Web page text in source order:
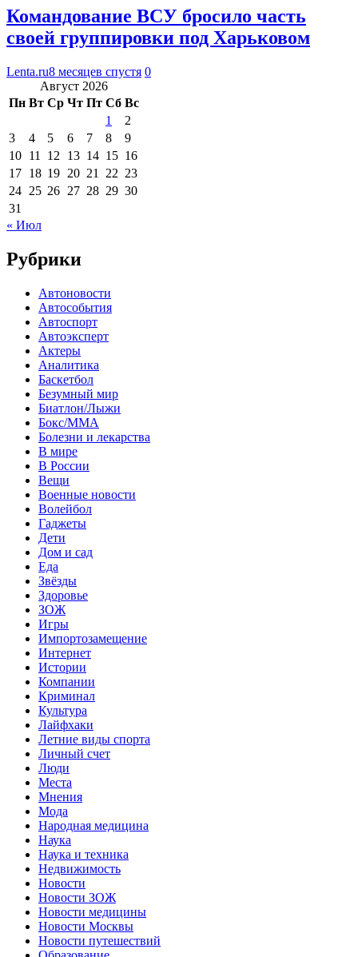
Командование ВСУ бросило часть
своей группировки под Харьковом
Lenta.ru8 месяцев спустя 0
Август 2026
Пн Вт Ср Чт Пт Сб Вс
1
2
3
4 5 6 7 8
9
10 11 12 13 14 15 16
17 18 19 20 21 22 23
24 25 26 27 28 29 30
31
« Июл
Рубрики
Автоновости
Автособытия
Автоспорт
Автоэксперт
Актеры
Аналитика
Баскетбол
Безумный мир
Биатлон/Лыжи
Бокс/MMA
Болезни и лекарства
В мире
В России
Вещи
Военные новости
Волейбол
Гаджеты
Дети
Дом и сад
Еда
Звёзды
Здоровье
ЗОЖ
Игры
Импортозамещение
Интернет
Истории
Компании
Криминал
Культура
Лайфхаки
Летние виды спорта
Личный счет
Люди
Места
Мнения
Мода
Народная медицина
Наука
Наука и техника
Недвижимость
Новости
Новости ЗОЖ
Новости медицины
Новости Москвы
Новости путешествий